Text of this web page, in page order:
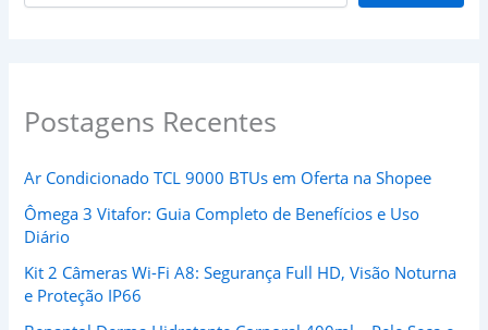
Postagens Recentes
Ar Condicionado TCL 9000 BTUs em Oferta na Shopee
Ômega 3 Vitafor: Guia Completo de Benefícios e Uso
Diário
Kit 2 Câmeras Wi-Fi A8: Segurança Full HD, Visão Noturna
e Proteção IP66